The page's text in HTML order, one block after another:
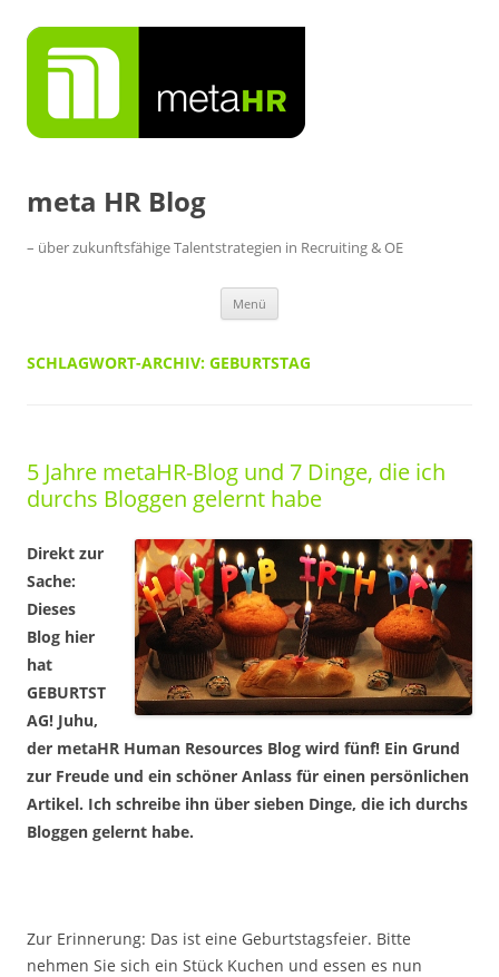
Inhalt
springen
meta HR Blog
– über zukunftsfähige Talentstrategien in Recruiting & OE
Menü
SCHLAGWORT-ARCHIV: GEBURTSTAG
5 Jahre metaHR-Blog und 7 Dinge, die ich
durchs Bloggen gelernt habe
Direkt zur
Sache:
Dieses
Blog hier
hat
GEBURTST
AG! Juhu,
der metaHR Human Resources Blog wird fünf! Ein Grund
zur Freude und ein schöner Anlass für einen persönlichen
Artikel. Ich schreibe ihn über sieben Dinge, die ich durchs
Bloggen gelernt habe.
Zur Erinnerung: Das ist eine Geburtstagsfeier. Bitte
nehmen Sie sich ein Stück Kuchen und essen es nun